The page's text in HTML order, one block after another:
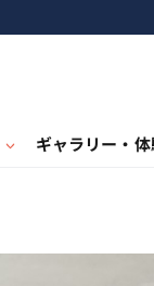
ギャラリー・